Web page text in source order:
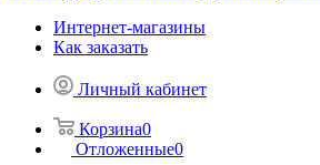
Интернет-магазины
Как заказать
Личный кабинет
Корзина0
Отложенные0